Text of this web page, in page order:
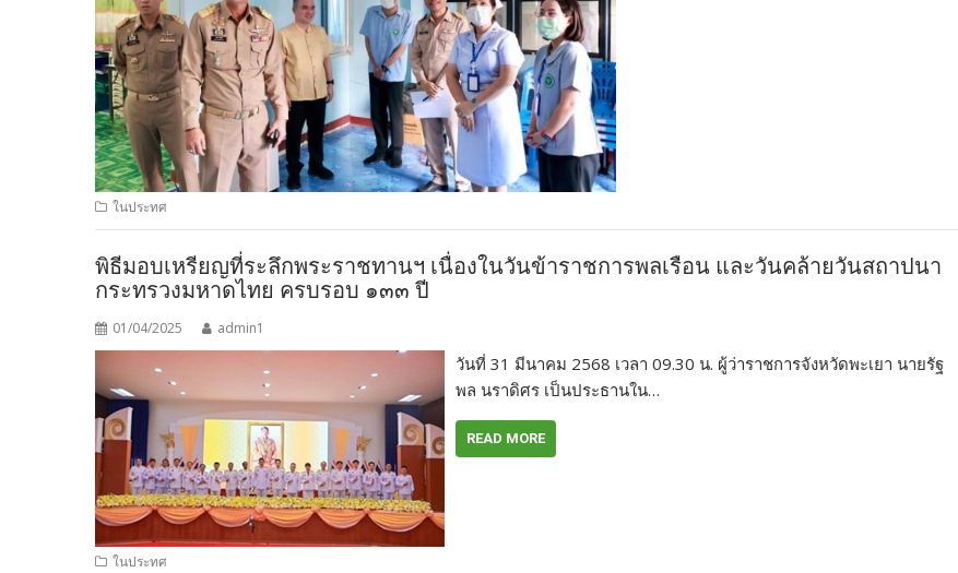
ในประทศ
พิธีมอบเหรียญที่ระลึกพระราชทานฯ เนื่องในวันข้าราชการพลเรือน และวันคล้ายวันสถาปนา
กระทรวงมหาดไทย ครบรอบ ๑๓๓ ปี
01/04/2025 admin1
วันที่ 31 มีนาคม 2568 เวลา 09.30 น. ผู้ว่าราชการจังหวัดพะเยา นายรัฐ
พล นราดิศร เป็นประธานใน…
READ MORE
ในประทศ